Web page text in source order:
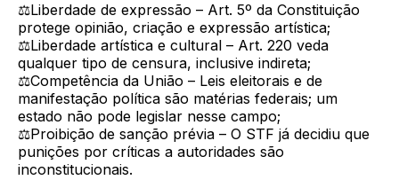
⚖️Liberdade de expressão – Art. 5º da Constituição
protege opinião, criação e expressão artística;
⚖️Liberdade artística e cultural – Art. 220 veda
qualquer tipo de censura, inclusive indireta;
⚖️Competência da União – Leis eleitorais e de
manifestação política são matérias federais; um
estado não pode legislar nesse campo;
⚖️Proibição de sanção prévia – O STF já decidiu que
punições por críticas a autoridades são
inconstitucionais.